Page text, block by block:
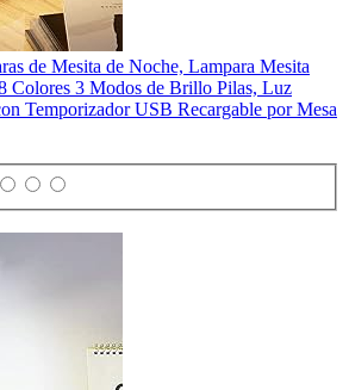
de Mesita de Noche, Lampara Mesita
Colores 3 Modos de Brillo Pilas, Luz
Temporizador USB Recargable por Mesa